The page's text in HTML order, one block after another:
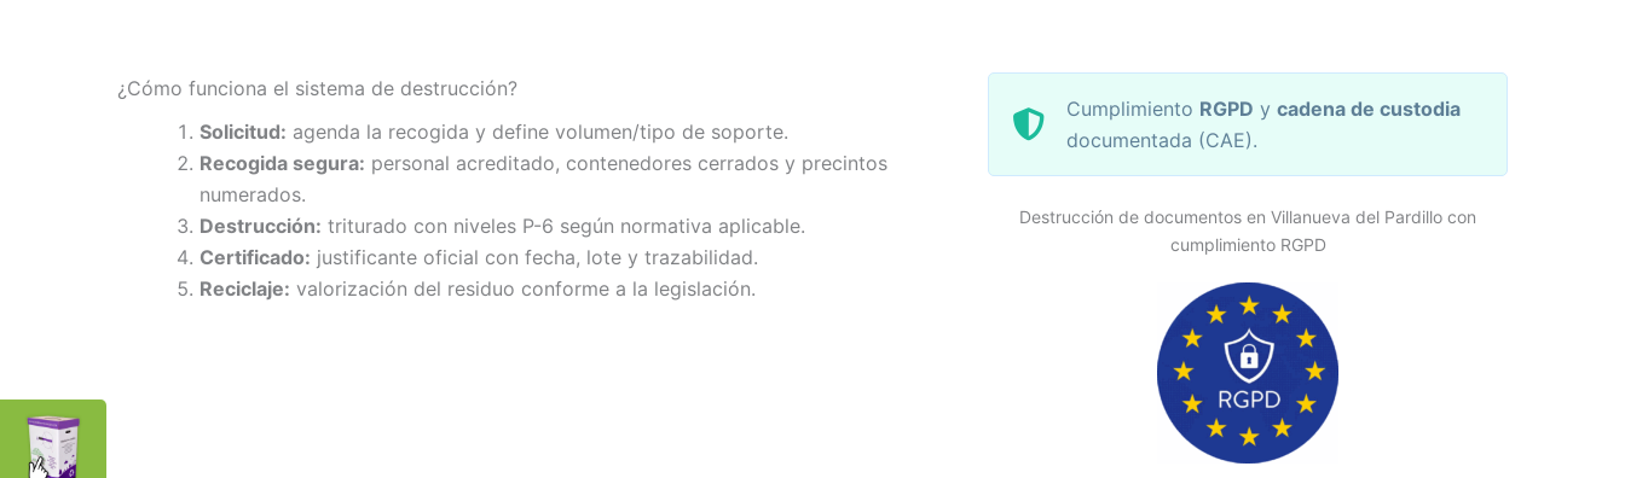
¿Cómo funciona el sistema de destrucción?
Solicitud: agenda la recogida y define volumen/tipo de soporte.
Recogida segura: personal acreditado, contenedores cerrados y precintos
numerados.
Destrucción: triturado con niveles P-6 según normativa aplicable.
Certificado: justificante oficial con fecha, lote y trazabilidad.
Reciclaje: valorización del residuo conforme a la legislación.
Cumplimiento RGPD y cadena de custodia
documentada (CAE).
Destrucción de documentos en Villanueva del Pardillo con
cumplimiento RGPD